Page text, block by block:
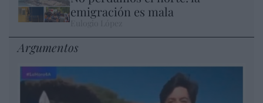
emigración es mala
Argumentos